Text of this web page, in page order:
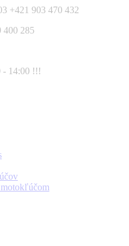
+421 903 470 432
400 285
- 14:00 !!!